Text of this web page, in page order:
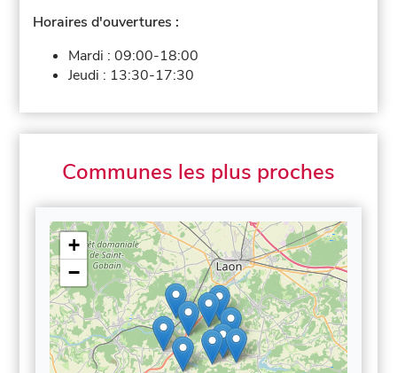
Horaires d'ouvertures :
Mardi :09:00-18:00
Jeudi : 13:30-17:30
Communes les plus proches
+
−